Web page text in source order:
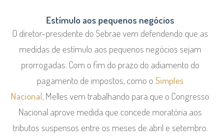
Estímulo aos pequenos negócios
O diretor-presidente do Sebrae vem defendendo que as
medidas de estímulo aos pequenos negócios sejam
prorrogadas. Com o fim do prazo do adiamento do
pagamento de impostos, como o Simples
Nacional, Melles vem trabalhando para que o Congresso
Nacional aprove medida que concede moratória aos
tributos suspensos entre os meses de abril e setembro.